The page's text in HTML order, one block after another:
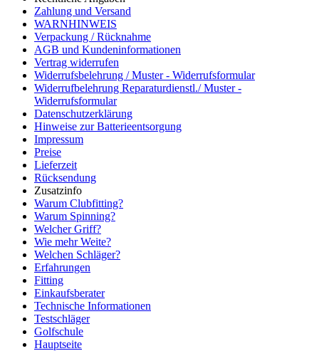
Zahlung und Versand
WARNHINWEIS
Verpackung / Rücknahme
AGB und Kundeninformationen
Vertrag widerrufen
Widerrufsbelehrung / Muster - Widerrufsformular
Widerrufbelehrung Reparaturdienstl./ Muster -
Widerrufsformular
Datenschutzerklärung
Hinweise zur Batterieentsorgung
Impressum
Preise
Lieferzeit
Rücksendung
Zusatzinfo
Warum Clubfitting?
Warum Spinning?
Welcher Griff?
Wie mehr Weite?
Welchen Schläger?
Erfahrungen
Fitting
Einkaufsberater
Technische Informationen
Testschläger
Golfschule
Hauptseite